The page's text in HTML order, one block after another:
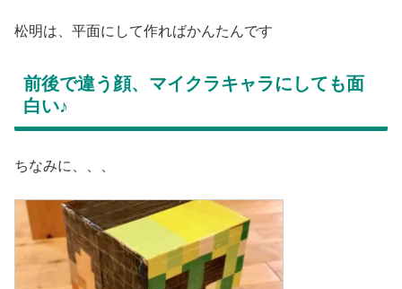
松明は、平面にして作ればかんたんです
前後で違う顔、マイクラキャラにしても面
白い♪
ちなみに、、、